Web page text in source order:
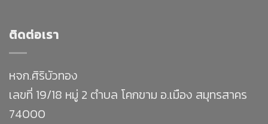
ติดต่อเรา
หจก.ศิริบัวทอง
เลขที่ 19/18 หมู่ 2 ตำบล โคกขาม อ.เมือง สมุทรสาคร
74000